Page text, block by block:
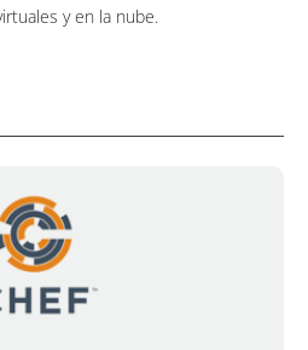
y en la nube.